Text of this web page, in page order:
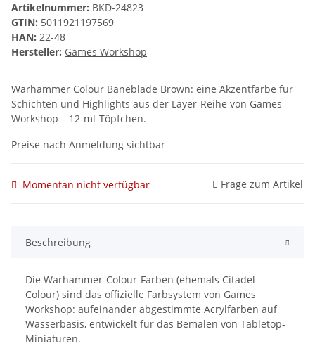
Artikelnummer: BKD-24823
GTIN: 5011921197569
HAN: 22-48
Hersteller: Games Workshop
Warhammer Colour Baneblade Brown: eine Akzentfarbe für
Schichten und Highlights aus der Layer-Reihe von Games
Workshop – 12-ml-Töpfchen.
Preise nach Anmeldung sichtbar
Momentan nicht verfügbar Frage zum Artikel
Beschreibung
Die Warhammer-Colour-Farben (ehemals Citadel
Colour) sind das offizielle Farbsystem von Games
Workshop: aufeinander abgestimmte Acrylfarben auf
Wasserbasis, entwickelt für das Bemalen von Tabletop-
Miniaturen.